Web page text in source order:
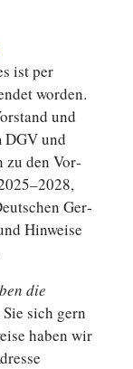
ist per
worden.
und
DGV und
zu den Vor­
Ger­
Hin­wei­se
die
sich gern
haben wir